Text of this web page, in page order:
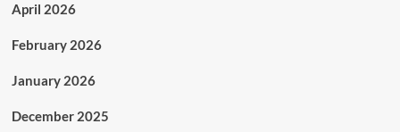
April 2026
February 2026
January 2026
December 2025